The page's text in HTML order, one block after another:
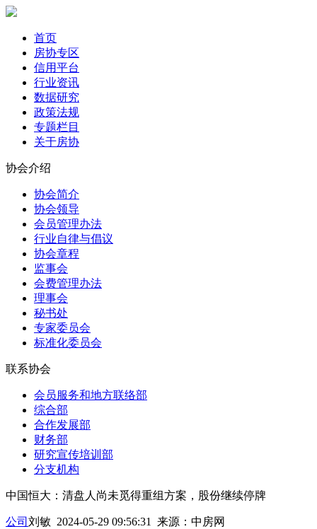
首页
房协专区
信用平台
行业资讯
数据研究
政策法规
专题栏目
关于房协
协会介绍
协会简介
协会领导
会员管理办法
行业自律与倡议
协会章程
监事会
会费管理办法
理事会
秘书处
专家委员会
标准化委员会
联系协会
会员服务和地方联络部
综合部
合作发展部
财务部
研究宣传培训部
分支机构
中国恒大：清盘人尚未觅得重组方案，股份继续停牌
公司 刘敏 2024-05-29 09:56:31 来源： 中房网